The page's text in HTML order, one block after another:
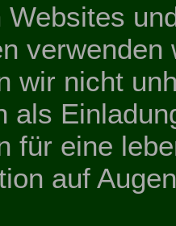
wir nicht
als
für eine
auf